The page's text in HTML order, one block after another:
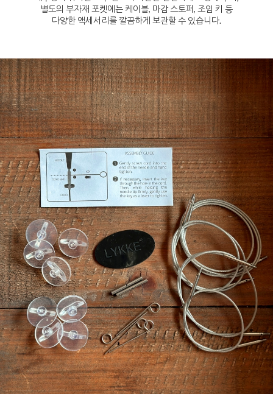
별도의 부자재 포켓에는 케이블, 마감 스토퍼, 조임 키 등
다양한 액세서리를 깔끔하게 보관할 수 있습니다.